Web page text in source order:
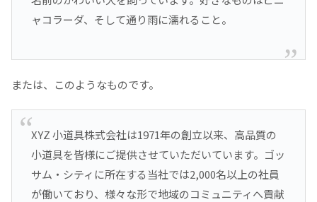
ャコラーダ、そして通り雨に濡れること。
または、このようなものです。
XYZ 小道具株式会社は1971年の創立以来、高品質の
小道具を皆様にご提供させていただいています。ゴッ
サム・シティに所在する当社では2,000名以上の社員
が働いており、様々な形で地域のコミュニティへ貢献